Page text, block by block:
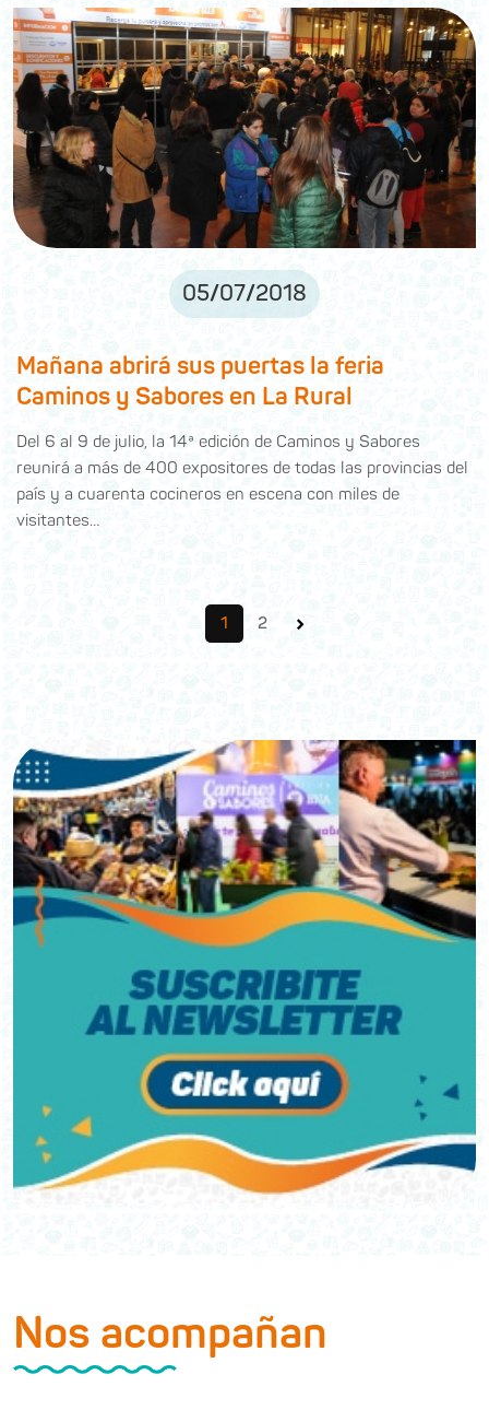
05/07/2018
Mañana abrirá sus puertas la feria
Caminos y Sabores en La Rural
Del 6 al 9 de julio, la 14ª edición de Caminos y Sabores
reunirá a más de 400 expositores de todas las provincias del
país y a cuarenta cocineros en escena con miles de
visitantes…
1 2 ›
Nos acompañan